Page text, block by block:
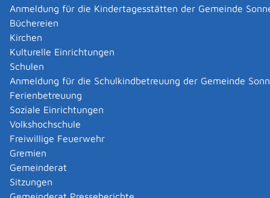
Anmeldung für die Kindertagesstätten der Gemeinde
Büchereien
Kirchen
Kulturelle Einrichtungen
Schulen
Anmeldung für die Schulkindbetreuung der Gemeinde
Ferienbetreuung
Soziale Einrichtungen
Volkshochschule
Freiwillige Feuerwehr
Gremien
Gemeinderat
Sitzungen
||